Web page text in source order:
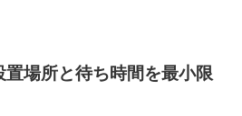
置場所と待ち時間を最小限